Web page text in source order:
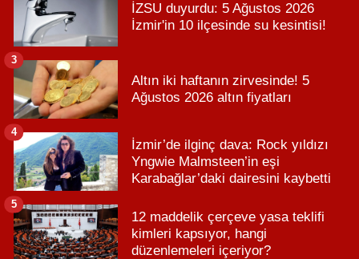
İZSU duyurdu: 5 Ağustos 2026
İzmir'in 10 ilçesinde su kesintisi!
Altın iki haftanın zirvesinde! 5
Ağustos 2026 altın fiyatları
3
İzmir’de ilginç dava: Rock yıldızı
Yngwie Malmsteen’in eşi
Karabağlar’daki dairesini kaybetti
4
12 maddelik çerçeve yasa teklifi
kimleri kapsıyor, hangi
düzenlemeleri içeriyor?
5